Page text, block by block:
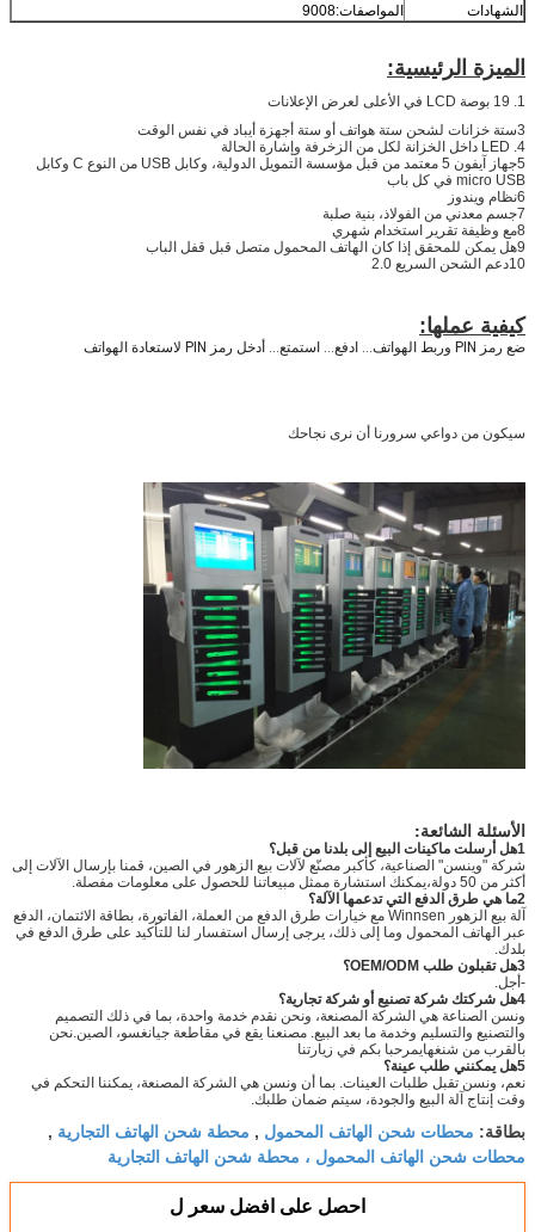
الشهادات
المواصفات:9008
الميزة الرئيسية:
1. 19 بوصة LCD في الأعلى لعرض الإعلانات
3ستة خزانات لشحن ستة هواتف أو ستة أجهزة أيباد في نفس الوقت
4. LED داخل الخزانة لكل من الزخرفة وإشارة الحالة
5جهاز آيفون 5 معتمد من قبل مؤسسة التمويل الدولية، وكابل USB من النوع C وكابل
micro USB في كل باب
6نظام ويندوز
7جسم معدني من الفولاذ، بنية صلبة
8مع وظيفة تقرير استخدام شهري
9هل يمكن للمحقق إذا كان الهاتف المحمول متصل قبل قفل الباب
10دعم الشحن السريع 2.0
كيفية عملها:
ضع رمز PIN وربط الهواتف... ادفع... استمتع... أدخل رمز PIN لاستعادة الهواتف
سيكون من دواعي سرورنا أن نرى نجاحك
الأسئلة الشائعة:
1هل أرسلت ماكينات البيع إلى بلدنا من قبل؟
شركة "وينسن" الصناعية، كأكبر مصنّع لآلات بيع الزهور في الصين، قمنا بإرسال الآلات إلى
أكثر من 50 دولة،يمكنك استشارة ممثل مبيعاتنا للحصول على معلومات مفصلة.
2ما هي طرق الدفع التي تدعمها الآلة؟
آلة بيع الزهور Winnsen مع خيارات طرق الدفع من العملة، الفاتورة، بطاقة الائتمان، الدفع
عبر الهاتف المحمول وما إلى ذلك، يرجى إرسال استفسار لنا للتأكيد على طرق الدفع في
بلدك.
3هل تقبلون طلب OEM/ODM؟
-أجل.
4هل شركتك شركة تصنيع أو شركة تجارية؟
ونسن الصناعة هي الشركة المصنعة، ونحن نقدم خدمة واحدة، بما في ذلك التصميم
والتصنيع والتسليم وخدمة ما بعد البيع. مصنعنا يقع في مقاطعة جيانغسو، الصين.نحن
بالقرب من شنغهايمرحبا بكم في زيارتنا
5هل يمكنني طلب عينة؟
نعم، ونسن تقبل طلبات العينات. بما أن ونسن هي الشركة المصنعة، يمكننا التحكم في
وقت إنتاج آلة البيع والجودة، سيتم ضمان طلبك.
بطاقة: محطات شحن الهاتف المحمول , محطة شحن الهاتف التجارية ,
محطات شحن الهاتف المحمول ، محطة شحن الهاتف التجارية
احصل على افضل سعر ل